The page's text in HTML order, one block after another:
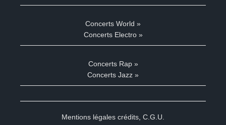
Concerts World »
Concerts Electro »
Concerts Rap »
Concerts Jazz »
Mentions légales crédits C.G.U.